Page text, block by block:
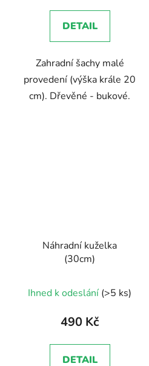
5,0
z
hvězdiček.
DETAIL
Zahradní šachy malé
provedení (výška krále 20
cm). Dřevěné - bukové.
Náhradní kuželka
(30cm)
Ihned k odeslání (>5 ks)
490 Kč
DETAIL